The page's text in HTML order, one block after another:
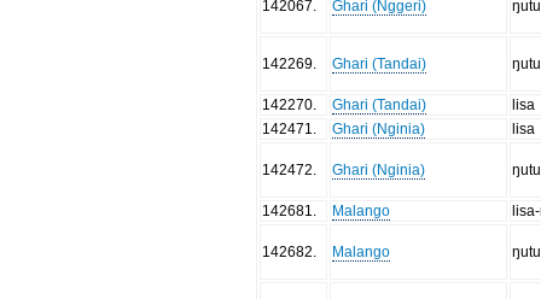
142067 Ghari (Nggeri) ŋutu
142269 Ghari (Tandai) ŋutu
142270 Ghari (Tandai)
lisa
142471
Ghari (Nginia) lisa
142472 Ghari (Nginia) ŋutu
142681 Malango
142682 Malango ŋutu